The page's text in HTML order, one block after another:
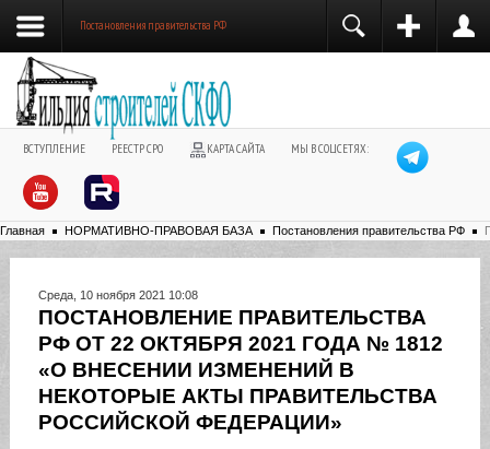
Постановления правительства РФ
ВСТУПЛЕНИЕ РЕЕСТР СРО КАРТА САЙТА МЫ В СОЦСЕТЯХ:
Главная НОРМАТИВНО-ПРАВОВАЯ БАЗА Постановления правительства РФ
Среда, 10 ноября 2021 10:08
ПОСТАНОВЛЕНИЕ ПРАВИТЕЛЬСТВА
РФ ОТ 22 ОКТЯБРЯ 2021 ГОДА № 1812
«О ВНЕСЕНИИ ИЗМЕНЕНИЙ В
НЕКОТОРЫЕ АКТЫ ПРАВИТЕЛЬСТВА
РОССИЙСКОЙ ФЕДЕРАЦИИ»